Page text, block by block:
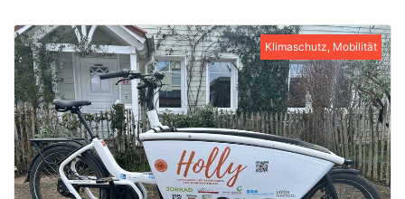
Klimaschutz, Mobilität